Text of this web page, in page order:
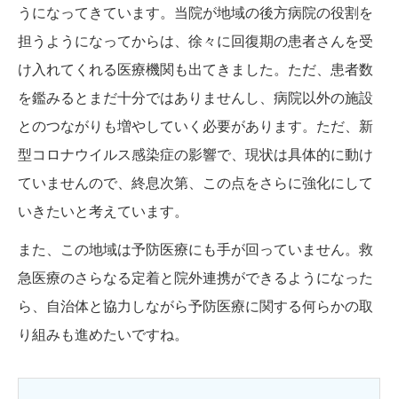
うになってきています。当院が地域の後方病院の役割を
担うようになってからは、徐々に回復期の患者さんを受
け入れてくれる医療機関も出てきました。ただ、患者数
を鑑みるとまだ十分ではありませんし、病院以外の施設
とのつながりも増やしていく必要があります。ただ、新
型コロナウイルス感染症の影響で、現状は具体的に動け
ていませんので、終息次第、この点をさらに強化にして
いきたいと考えています。
また、この地域は予防医療にも手が回っていません。救
急医療のさらなる定着と院外連携ができるようになった
ら、自治体と協力しながら予防医療に関する何らかの取
り組みも進めたいですね。